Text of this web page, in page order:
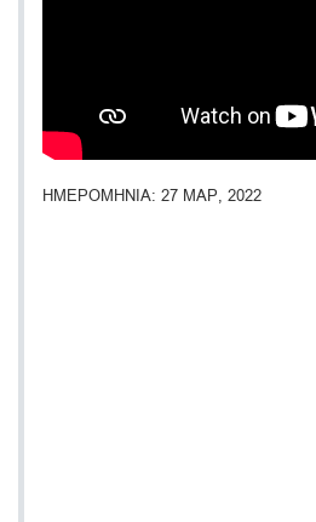
ΗΜΕΡΟΜΗΝΙΑ 27 ΜΑΡ, 2022